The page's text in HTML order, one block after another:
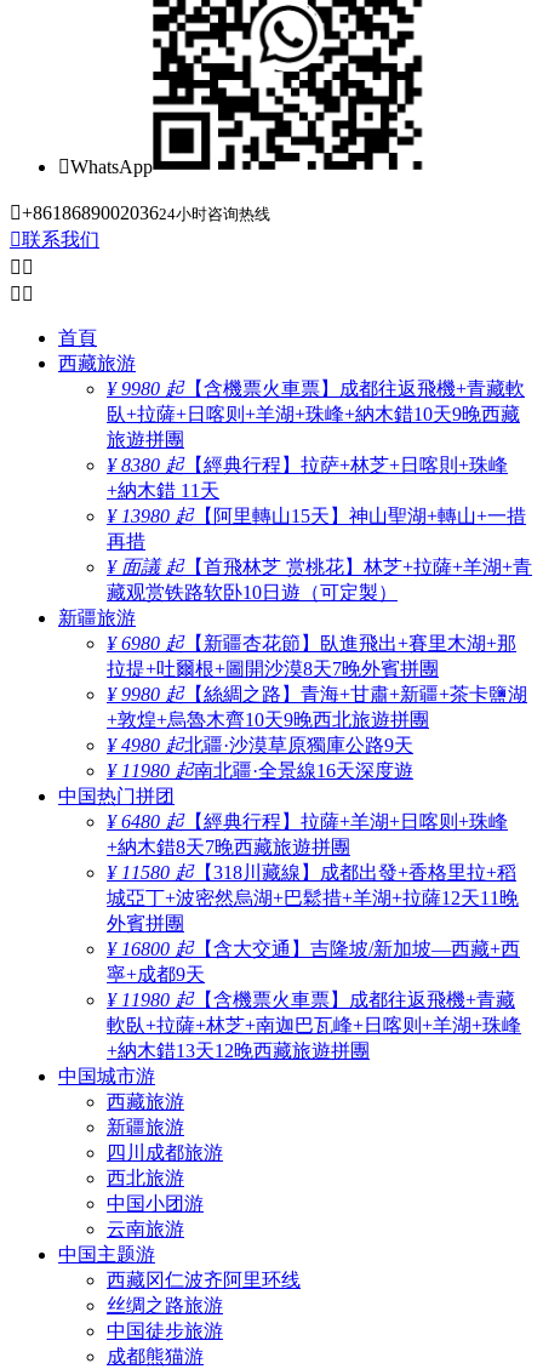
WhatsApp
+861868900203624小时咨询热线
联系我们
 
 
首頁
西藏旅游
¥ 9980 起【含機票火車票】成都往返飛機+青藏軟
臥+拉薩+日喀则+羊湖+珠峰+納木錯10天9晚西藏
旅遊拼團
¥ 8380 起【經典行程】拉萨+林芝+日喀則+珠峰
+納木錯 11天
¥ 13980 起【阿里轉山15天】神山聖湖+轉山+一措
再措
¥ 面議 起【首飛林芝 赏桃花】林芝+拉薩+羊湖+青
藏观赏铁路软卧10日遊（可定製）
新疆旅游
¥ 6980 起【新疆杏花節】臥進飛出+賽里木湖+那
拉提+吐爾根+圖開沙漠8天7晚外賓拼團
¥ 9980 起【絲綢之路】青海+甘肅+新疆+茶卡鹽湖
+敦煌+烏魯木齊10天9晚西北旅遊拼團
¥ 4980 起北疆·沙漠草原獨庫公路9天
¥ 11980 起南北疆·全景線16天深度遊
中国热门拼团
¥ 6480 起【經典行程】拉薩+羊湖+日喀则+珠峰
+納木錯8天7晚西藏旅遊拼團
¥ 11580 起【318川藏線】成都出發+香格里拉+稻
城亞丁+波密然烏湖+巴鬆措+羊湖+拉薩12天11晚
外賓拼團
¥ 16800 起【含大交通】吉隆坡/新加坡—西藏+西
寧+成都9天
¥ 11980 起【含機票火車票】成都往返飛機+青藏
軟臥+拉薩+林芝+南迦巴瓦峰+日喀则+羊湖+珠峰
+納木錯13天12晚西藏旅遊拼團
中国城市游
西藏旅游
新疆旅游
四川成都旅游
西北旅游
中国小团游
云南旅游
中国主题游
西藏冈仁波齐阿里环线
丝绸之路旅游
中国徒步旅游
成都熊猫游